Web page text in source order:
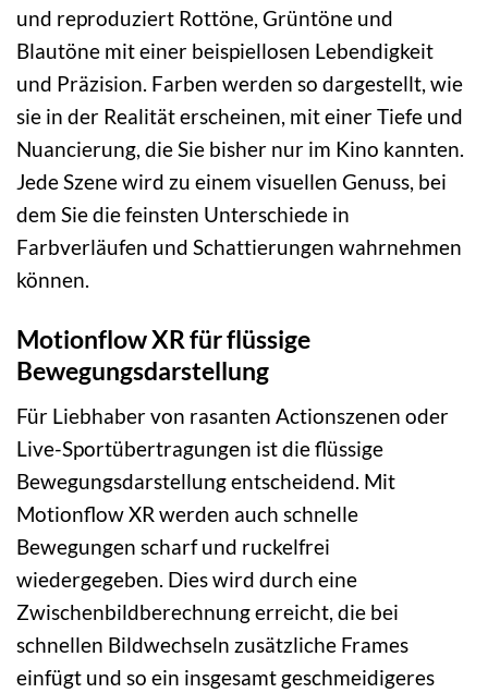
und reproduziert Rottöne, Grüntöne und
Blautöne mit einer beispiellosen Lebendigkeit
und Präzision. Farben werden so dargestellt, wie
sie in der Realität erscheinen, mit einer Tiefe und
Nuancierung, die Sie bisher nur im Kino kannten.
Jede Szene wird zu einem visuellen Genuss, bei
dem Sie die feinsten Unterschiede in
Farbverläufen und Schattierungen wahrnehmen
können.
Motionflow XR für flüssige
Bewegungsdarstellung
Für Liebhaber von rasanten Actionszenen oder
Live-Sportübertragungen ist die flüssige
Bewegungsdarstellung entscheidend. Mit
Motionflow XR werden auch schnelle
Bewegungen scharf und ruckelfrei
wiedergegeben. Dies wird durch eine
Zwischenbildberechnung erreicht, die bei
schnellen Bildwechseln zusätzliche Frames
einfügt und so ein insgesamt geschmeidigeres